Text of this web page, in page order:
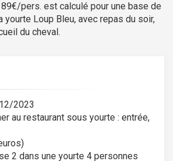
pers. est calculé pour une base de
yourte Loup Bleu, avec repas du soir,
du cheval.
2023
au restaurant sous yourte : entrée,
2 dans une yourte 4 personnes